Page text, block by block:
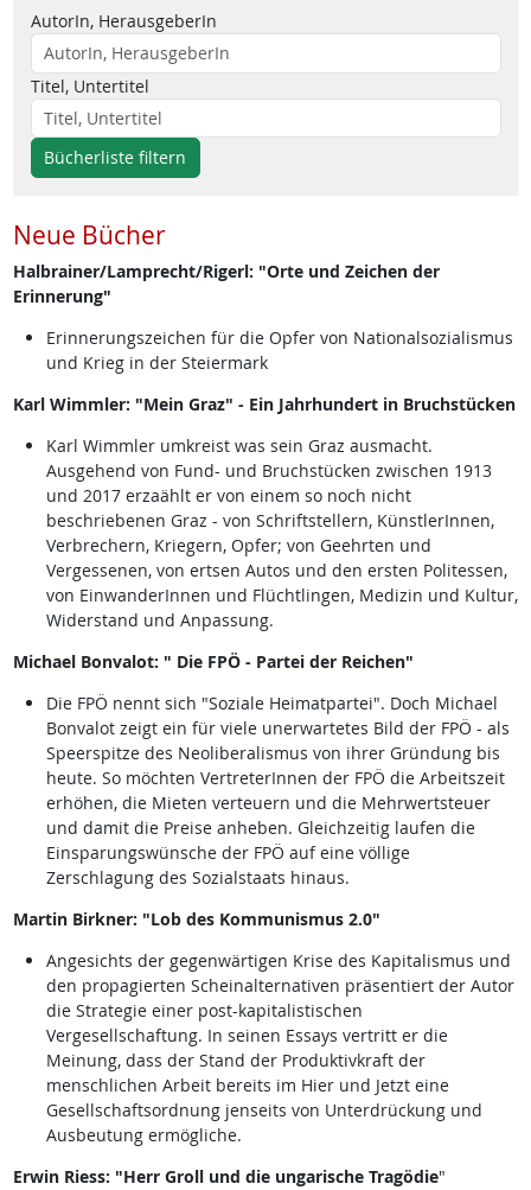
AutorIn, HerausgeberIn
Titel, Untertitel
Bücherliste filtern
Neue Bücher
Halbrainer/Lamprecht/Rigerl: "Orte und Zeichen der
Erinnerung"
Erinnerungszeichen für die Opfer von Nationalsozialismus
und Krieg in der Steiermark
Karl Wimmler: "Mein Graz" - Ein Jahrhundert in Bruchstücken
Karl Wimmler umkreist was sein Graz ausmacht.
Ausgehend von Fund- und Bruchstücken zwischen 1913
und 2017 erzaählt er von einem so noch nicht
beschriebenen Graz - von Schriftstellern, KünstlerInnen,
Verbrechern, Kriegern, Opfer; von Geehrten und
Vergessenen, von ertsen Autos und den ersten Politessen,
von EinwanderInnen und Flüchtlingen, Medizin und Kultur,
Widerstand und Anpassung.
Michael Bonvalot: " Die FPÖ - Partei der Reichen"
Die FPÖ nennt sich "Soziale Heimatpartei". Doch Michael
Bonvalot zeigt ein für viele unerwartetes Bild der FPÖ - als
Speerspitze des Neoliberalismus von ihrer Gründung bis
heute. So möchten VertreterInnen der FPÖ die Arbeitszeit
erhöhen, die Mieten verteuern und die Mehrwertsteuer
und damit die Preise anheben. Gleichzeitig laufen die
Einsparungswünsche der FPÖ auf eine völlige
Zerschlagung des Sozialstaats hinaus.
Martin Birkner: "Lob des Kommunismus 2.0"
Angesichts der gegenwärtigen Krise des Kapitalismus und
den propagierten Scheinalternativen präsentiert der Autor
die Strategie einer post-kapitalistischen
Vergesellschaftung. In seinen Essays vertritt er die
Meinung, dass der Stand der Produktivkraft der
menschlichen Arbeit bereits im Hier und Jetzt eine
Gesellschaftsordnung jenseits von Unterdrückung und
Ausbeutung ermögliche.
Erwin Riess: "Herr Groll und die ungarische Tragödie"